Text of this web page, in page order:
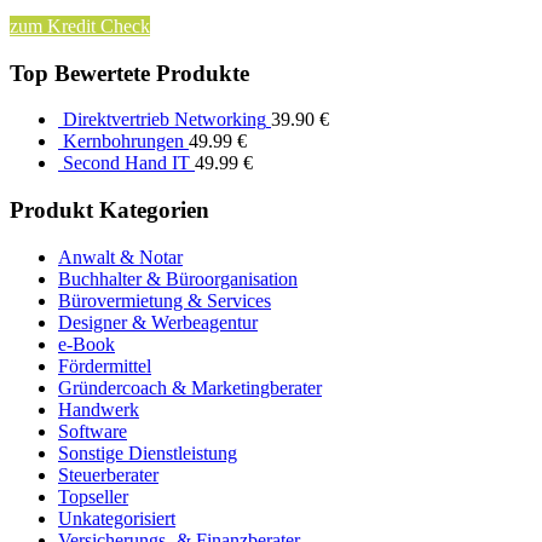
zum Kredit Check
Top Bewertete Produkte
Direktvertrieb Networking 39.90 €
Kernbohrungen 49.99 €
Second Hand IT 49.99 €
Produkt Kategorien
Anwalt & Notar
Buchhalter & Büroorganisation
Bürovermietung & Services
Designer & Werbeagentur
e-Book
Fördermittel
Gründercoach & Marketingberater
Handwerk
Software
Sonstige Dienstleistung
Steuerberater
Topseller
Unkategorisiert